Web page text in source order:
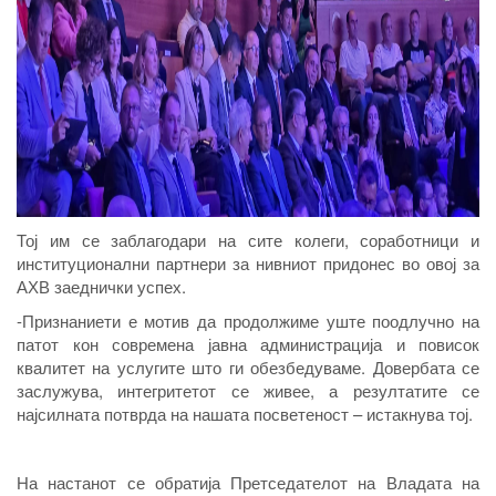
Тој им се заблагодари на сите колеги, соработници и
институционални партнери за нивниот придонес во овој за
АХВ заеднички успех.
-Признаниети е мотив да продолжиме уште поодлучно на
патот кон современа јавна администрација и повисок
квалитет на услугите што ги обезбедуваме. Довербата се
заслужува, интегритетот се живее, а резултатите се
најсилната потврда на нашата посветеност– истакнува тој.
На настанот се обратија Претседателот на Владата на